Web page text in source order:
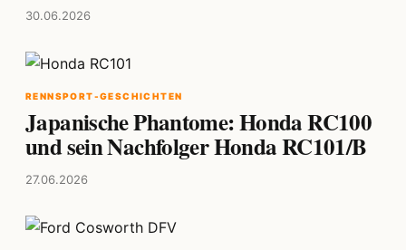
30.06.2026
RENNSPORT-GESCHICHTEN
Japanische Phantome: Honda RC100
und sein Nachfolger Honda RC101/B
27.06.2026